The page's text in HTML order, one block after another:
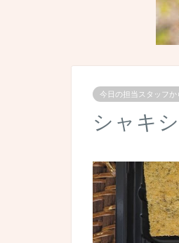
今日の担当スタッフか
シャキ